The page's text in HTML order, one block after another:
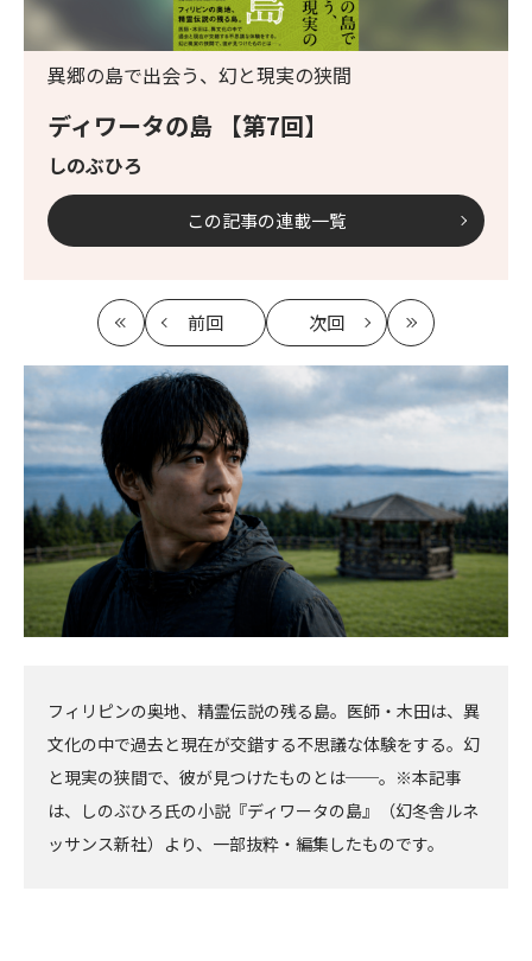
ディワータの島 【第7回】
しのぶひろ
異郷の島で出会う、幻と現実の狭間
この記事の連載一覧
最
初
前回
記
事
へ
次回
記
事
へ
最
新
フィリピンの奥地、精霊伝説の残る島。医師・木田は、異
文化の中で過去と現在が交錯する不思議な体験をする。幻
と現実の狭間で、彼が見つけたものとは──。※本記事
は、しのぶひろ氏の小説『ディワータの島』（幻冬舎ルネ
ッサンス新社）より、一部抜粋・編集したものです。